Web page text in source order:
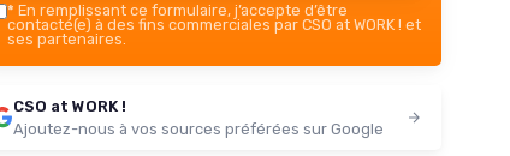
* En remplissant ce formulaire, j’accepte d’être
contacté(e) à des fins commerciales par CSO at WORK ! et
ses partenaires.
CSO at WORK !
Ajoutez-nous à vos sources préférées sur Google